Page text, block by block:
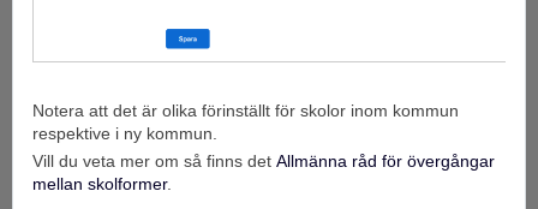
Notera att det är olika förinställt för skolor inom kommun
respektive i ny kommun.
Vill du veta mer om så finns det Allmänna råd för övergångar
mellan skolformer.